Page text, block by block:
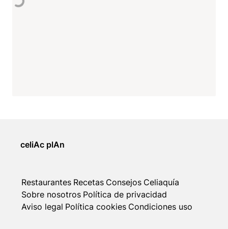
celiAc plAn
Restaurantes Recetas Consejos Celiaquía
Sobre nosotros Política de privacidad
Aviso legal Política cookies Condiciones uso